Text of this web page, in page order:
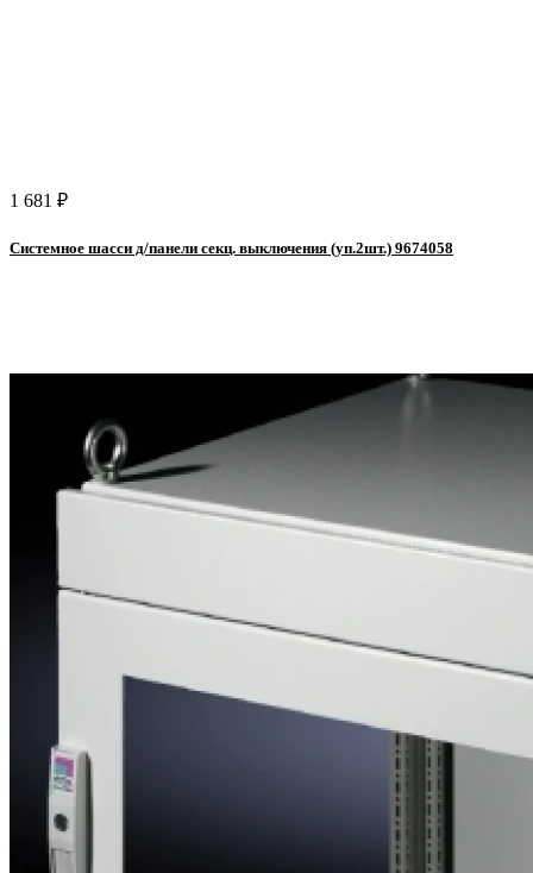
1 681 ₽
Системное шасси д/панели секц. выключения (уп.2шт.) 9674058